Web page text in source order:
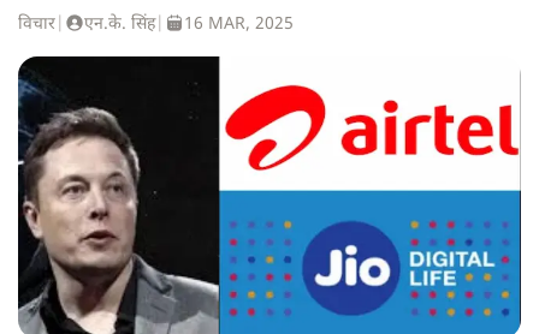
विचार एन.के. सिंह| 16 MAR, 2025